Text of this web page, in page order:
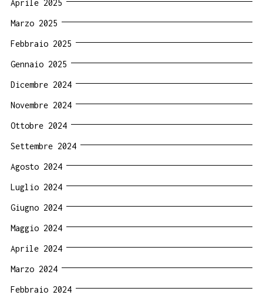
Aprile 2025
Marzo 2025
Febbraio 2025
Gennaio 2025
Dicembre 2024
Novembre 2024
Ottobre 2024
Settembre 2024
Agosto 2024
Luglio 2024
Giugno 2024
Maggio 2024
Aprile 2024
Marzo 2024
Febbraio 2024